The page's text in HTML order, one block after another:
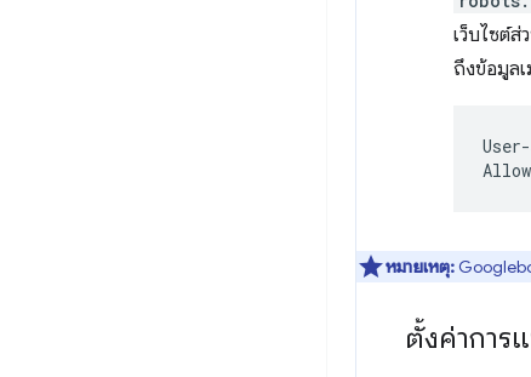
เว็บไซต์
ถึงข้อมูล
หมายเหตุ:
ตั้งค่าการ